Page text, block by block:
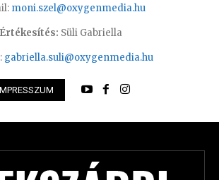
moni.szel@oxygenmedia.hu
Értékesítés: Süli Gabriella
gabriella.suli@oxygenmedia.hu